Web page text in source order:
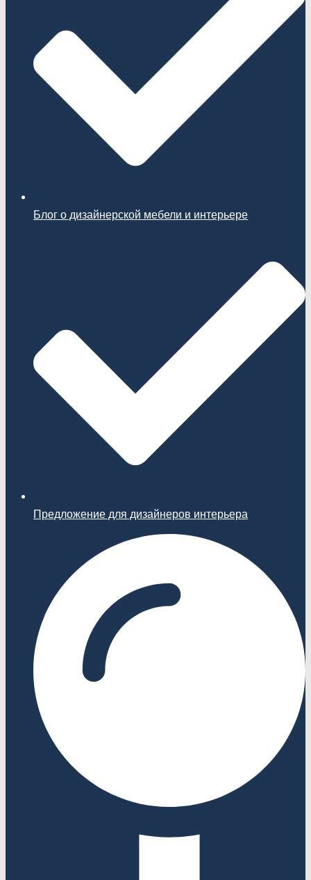
Блог о дизайнерской мебели и интерьере
Предложение для дизайнеров интерьера